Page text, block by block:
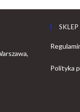
SKLEP
Polityka